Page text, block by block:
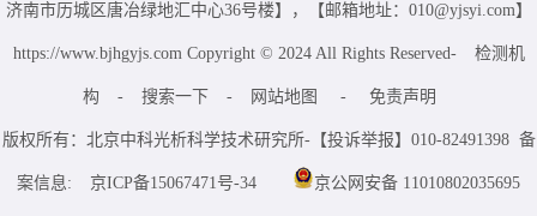
济南市历城区唐冶绿地汇中心36号楼】，【邮箱地址：010@yjsyi.com】
https://www.bjhgyjs.com Copyright © 2024 All Rights Reserved- 检测机
构 - 搜索一下 - 网站地图 - 免责声明
版权所有：北京中科光析科学技术研究所-【投诉举报】010-82491398 备
案信息: 京ICP备15067471号-34 京公网安备 11010802035695